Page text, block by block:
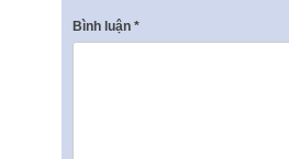
Bình luận *